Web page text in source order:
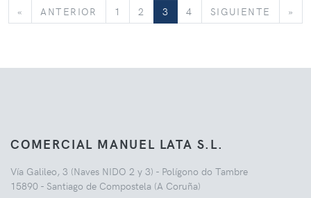
« ANTERIOR ANTERIOR
1 2 3 4 SIGUIENTE »
COMERCIAL MANUEL LATA S.L.
Vía Galileo, 3 (Naves NIDO 2 y 3) - Polígono do Tambre
15890 - Santiago de Compostela (A Coruña)